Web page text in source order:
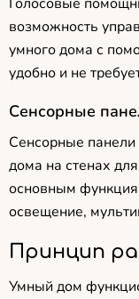
возможность
умного дома с
удобно и не
Сенсорные
Сенсорные
дома на стенах
основным
освещение,
Принцип
Умный дом